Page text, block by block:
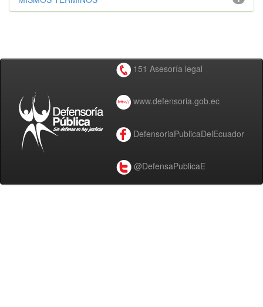
151 Asesoría legal
www.defensoria.gob.ec
DefensoriaPublicaDelEcuador
@DefensaPublicaE